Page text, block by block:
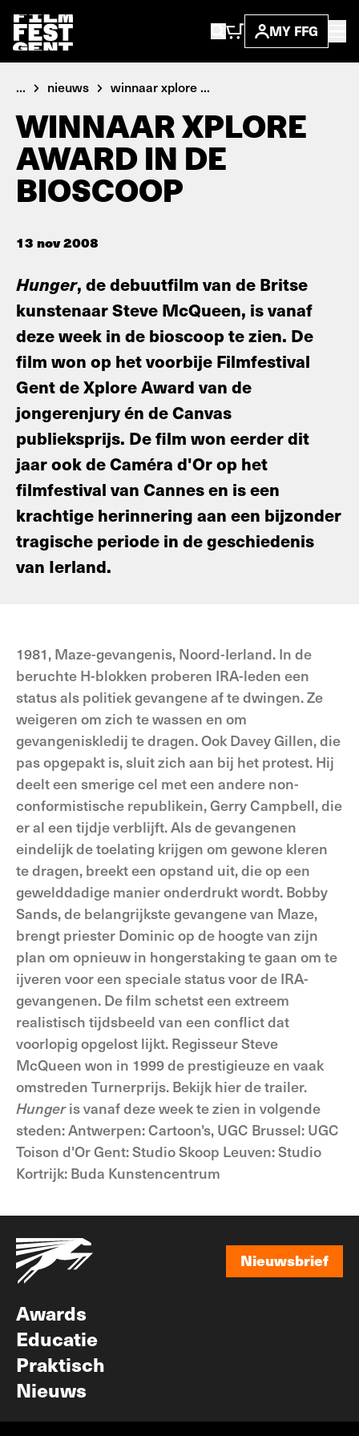
MY FFG
... nieuws winnaar xplore ...
WINNAAR XPLORE
AWARD IN DE
BIOSCOOP
13 nov 2008
Hunger, de debuutfilm van de Britse
kunstenaar Steve McQueen, is vanaf
deze week in de bioscoop te zien. De
film won op het voorbije Filmfestival
Gent de Xplore Award van de
jongerenjury én de Canvas
publieksprijs. De film won eerder dit
jaar ook de Caméra d'Or op het
filmfestival van Cannes en is een
krachtige herinnering aan een bijzonder
tragische periode in de geschiedenis
van Ierland.
1981, Maze-gevangenis, Noord-Ierland. In de
beruchte H-blokken proberen IRA-leden een
status als politiek gevangene af te dwingen. Ze
weigeren om zich te wassen en om
gevangeniskledij te dragen. Ook Davey Gillen, die
pas opgepakt is, sluit zich aan bij het protest. Hij
deelt een smerige cel met een andere non-
conformistische republikein, Gerry Campbell, die
er al een tijdje verblijft. Als de gevangenen
eindelijk de toelating krijgen om gewone kleren
te dragen, breekt een opstand uit, die op een
gewelddadige manier onderdrukt wordt. Bobby
Sands, de belangrijkste gevangene van Maze,
brengt priester Dominic op de hoogte van zijn
plan om opnieuw in hongerstaking te gaan om te
ijveren voor een speciale status voor de IRA-
gevangenen. De film schetst een extreem
realistisch tijdsbeeld van een conflict dat
voorlopig opgelost lijkt. Regisseur Steve
McQueen won in 1999 de prestigieuze en vaak
omstreden Turnerprijs. Bekijk hier de trailer.
Hungeris vanaf deze week te zien in volgende
steden: Antwerpen: Cartoon's, UGC Brussel: UGC
Toison d'Or Gent: Studio Skoop Leuven: Studio
Kortrijk: Buda Kunstencentrum
Nieuwsbrief
Awards
Educatie
Praktisch
Nieuws